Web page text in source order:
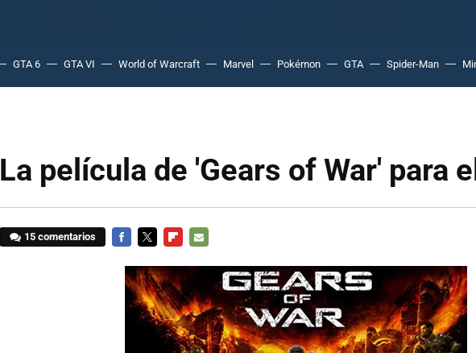
GTA 6 GTA VI World of Warcraft Marvel Pokémon GTA Spider-Man
La película de 'Gears of War' para
15 comentarios